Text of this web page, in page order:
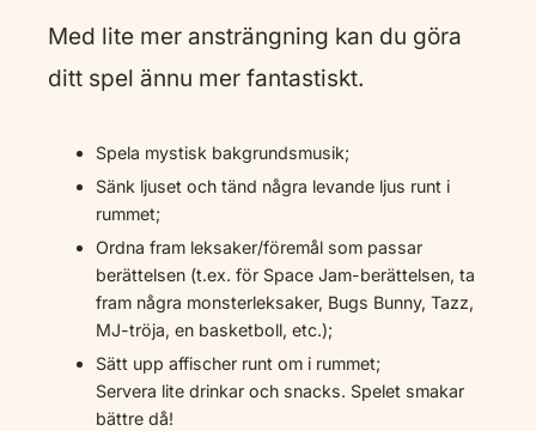
Med lite mer ansträngning kan du göra
ditt spel ännu mer fantastiskt.
Spela mystisk bakgrundsmusik;
Sänk ljuset och tänd några levande ljus runt i
rummet;
Ordna fram leksaker/föremål som passar
berättelsen (t.ex. för Space Jam-berättelsen, ta
fram några monsterleksaker, Bugs Bunny, Tazz,
MJ-tröja, en basketboll, etc.);
Sätt upp affischer runt om i rummet;
Servera lite drinkar och snacks. Spelet smakar
bättre då!